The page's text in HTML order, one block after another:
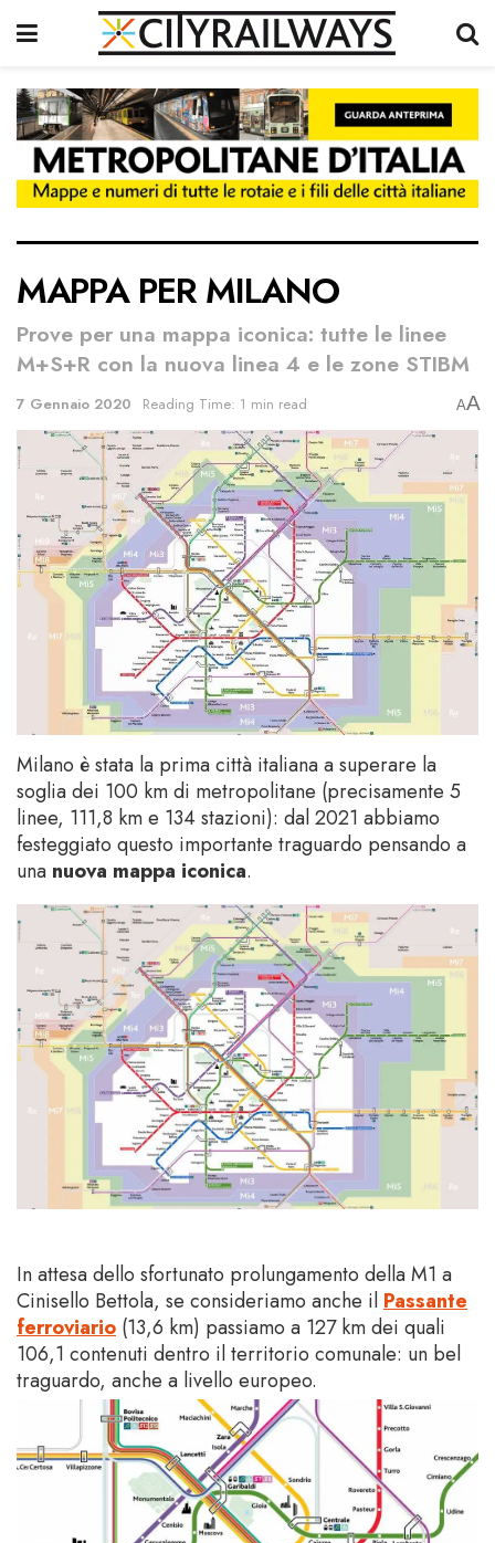
MAPPA PER MILANO
Prove per una mappa iconica: tutte le linee
M+S+R con la nuova linea 4 e le zone STIBM
7 Gennaio 2020 Reading Time: 1 min read AA
Milano è stata la prima città italiana a superare la
soglia dei 100 km di metropolitane (precisamente 5
linee, 111,8 km e 134 stazioni): dal 2021 abbiamo
festeggiato questo importante traguardo pensando a
una nuova mappa iconica.
In attesa dello sfortunato prolungamento della M1 a
Cinisello Bettola, se consideriamo anche il Passante
ferroviario (13,6 km) passiamo a 127 km dei quali
106,1 contenuti dentro il territorio comunale: un bel
traguardo, anche a livello europeo.